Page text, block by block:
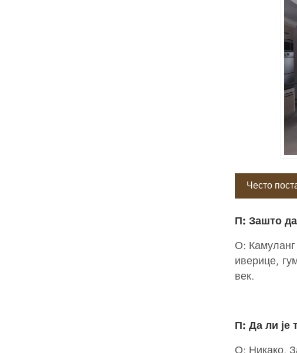
Често
П: Зашто
О:
иверице,
век.
П: Да ли је